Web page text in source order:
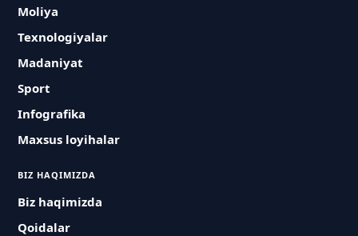
Moliya
Texnologiyalar
Madaniyat
Sport
Infografika
Maxsus loyihalar
BIZ HAQIMIZDA
Biz haqimizda
Qoidalar